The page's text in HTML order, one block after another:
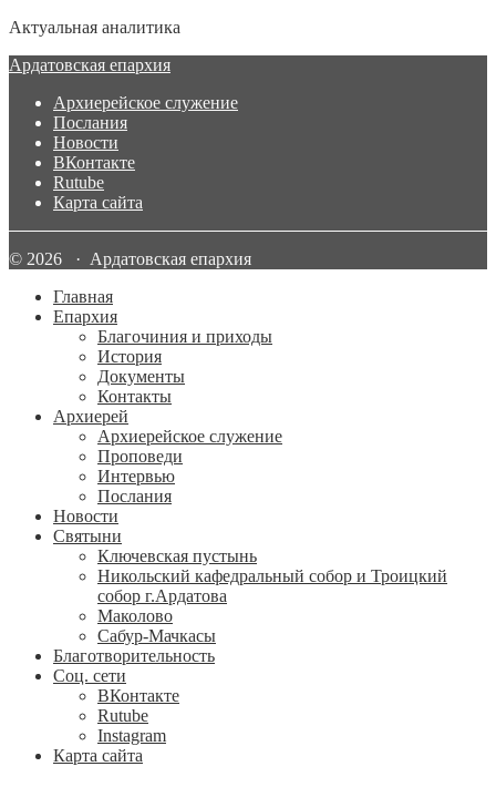
Актуальная аналитика
Ардатовская епархия
Архиерейское служение
Послания
Новости
ВКонтакте
Rutube
Карта сайта
© 2026 · Ардатовская епархия
Главная
Епархия
Благочиния и приходы
История
Документы
Контакты
Архиерей
Архиерейское служение
Проповеди
Интервью
Послания
Новости
Святыни
Ключевская пустынь
Никольский кафедральный собор и Троицкий
собор г.Ардатова
Маколово
Сабур-Мачкасы
Благотворительность
Соц. сети
ВКонтакте
Rutube
Instagram
Карта сайта